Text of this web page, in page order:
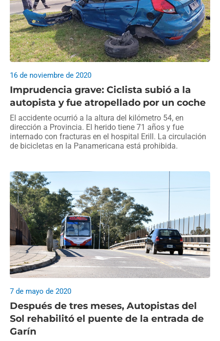
Imprudencia grave: Ciclista subió a la
autopista y fue atropellado por un coche
16 de noviembre de 2020
El accidente ocurrió a la altura del kilómetro 54, en
dirección a Provincia. El herido tiene 71 años y fue
internado con fracturas en el hospital Erill. La circulación
de bicicletas en la Panamericana está prohibida.
Después de tres meses, Autopistas del
Sol rehabilitó el puente de la entrada de
Garín
7 de mayo de 2020